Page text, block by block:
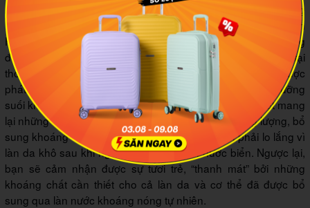
Suối khoáng nóng tại Núi Thần Tài khởi nguồn từ đỉnh thiêng
Bà Nà và được bao bọc hai bên bởi núi Thanh Long, núi Bạch
Hổ và phát lộ tại long huyệt thôn Phú Túc. Suối khoáng nóng
được tìm thấy như một cơ duyên cho thành phố Đà Nẵng tại
thời điểm mà những sản phẩm du lịch sông, núi, biển đã được
phát triển và trở nên phổ biến. Lúc này, dịch vụ nghỉ dưỡng
suối khoáng nóng được xem là một sản phẩm khác biệt mang
lại những trải nghiệm thú vị và góp phần tái tạo năng lượng, bổ
sung khoáng chất. Chính vì thế, bạn không còn phải lo lắng vì
làn da khô sau khi ngâm mình trong làn nước biển. Ngược lại,
bạn sẽ cảm nhận được sự tươi trẻ, “thanh mát” bởi những
khoáng chất cần thiết cho cả làn da và cơ thể đã được bổ
sung qua làn nước khoáng nóng tự nhiên.